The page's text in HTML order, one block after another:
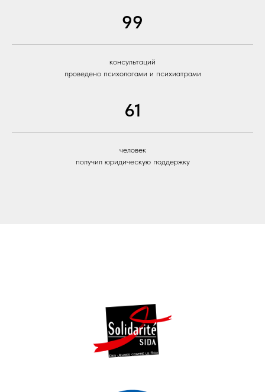
99
консультаций
проведено психологами и психиатрами
61
человек
получил юридическую поддержку